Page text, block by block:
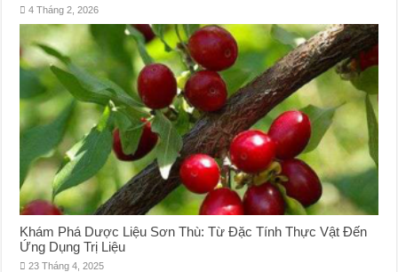
4 Tháng 2, 2026
Khám Phá Dược Liệu Sơn Thù: Từ Đặc Tính Thực Vật Đến
Ứng Dụng Trị Liệu
23 Tháng 4, 2025